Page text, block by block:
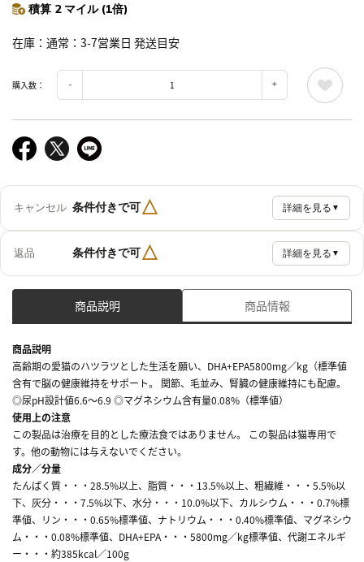
積算 2 マイル (1倍)
在庫 通常：3-7営業日 発送目安
購入数：
キャンセル 条件付きで可△ 詳細を見る ▼
返品 条件付きで可△ 詳細を見る ▼
商品説明 商品情報
商品説明
高齢期の愛猫のハツラツとした生活を願い、DHA+EPA5800mg／kg（標準値
含有で脳の健康維持をサポート。 関節、毛並み、腎臓の健康維持にも配慮。
◎尿pH設計値6.6～6.9 ◎マグネシウム含有量0.08%（標準値）
使用上の注意
この製品は治療を目的とした療法食ではありません。 この製品は猫専用で
す。他の動物には与えないでください。
成分／分量
たんぱく質・・・28.5%以上、脂質・・・13.5%以上、粗繊維・・・5.5%以
下、灰分・・・7.5%以下、水分・・・10.0%以下、カルシウム・・・0.7%標
準値、リン・・・0.65%標準値、ナトリウム・・・0.40%標準値、マグネシウ
ム・・・0.08%標準値、DHA+EPA・・・5800mg／kg標準値、代謝エネルギ
ー・・・約385kcal／100g